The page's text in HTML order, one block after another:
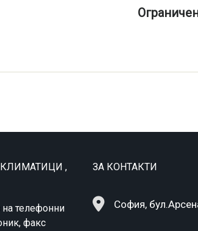
КЛИМАТИЦИ ,
телефонни
факс
ЗА КОНТАКТИ
София,